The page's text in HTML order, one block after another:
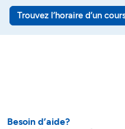
Trouvez l’horaire d’un
Besoin d’aide?